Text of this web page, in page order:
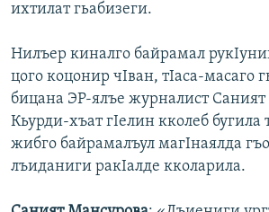
ихтилат гьабизеги.
Нилъер киналго байрамал
цого коцонир чIван, тIаса-масаго
бицана ЭР-ялъе журналист
Кьурди-хъат гIелин кколеб бугила
жибго байрамалъул магIнаялда
лъиданиги ракIалде кколарила.